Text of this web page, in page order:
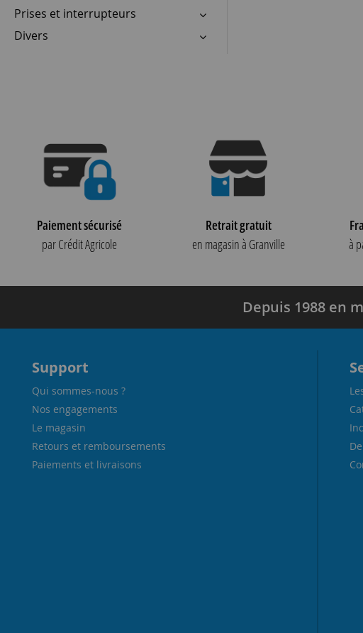
Prises et interrupteurs
Divers
Paiement sécurisé
par Crédit Agricole
Retrait gratuit
en magasin à Granville
à
Depuis 1988 en
Support
Qui sommes-nous ?
Nos engagements
Le magasin
Retours et remboursements
Paiements et livraisons